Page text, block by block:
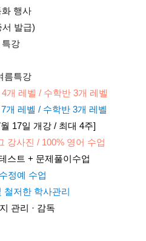
행사
발급)
강
름특강
개 레벨 / 수학반 3개 레벨
개 레벨 / 수학반 3개 레벨
17일 개강 / 최대 4주]
강사진 / 100% 영어 수업
스트 + 문제풀이수업
정예 수업
철저한 학사관리
관리 · 감독